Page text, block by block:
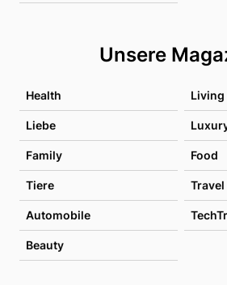
Unsere
Health Living
Liebe
Family Food
Tiere Travel
Automobile
Beauty